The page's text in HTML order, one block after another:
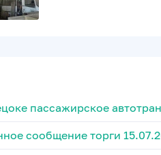
пассажирское
сообщение торги